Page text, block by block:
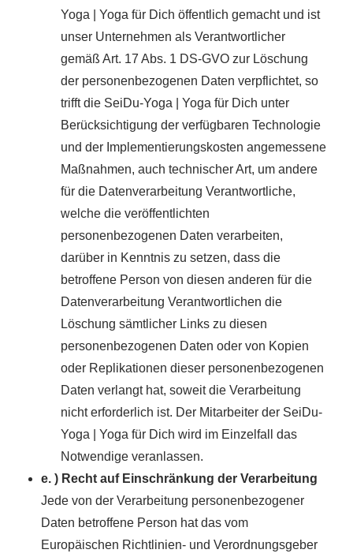
Yoga | Yoga für Dich öffentlich gemacht und ist
unser Unternehmen als Verantwortlicher
gemäß Art. 17 Abs. 1 DS-GVO zur Löschung
der personenbezogenen Daten verpflichtet, so
trifft die SeiDu-Yoga | Yoga für Dich unter
Berücksichtigung der verfügbaren Technologie
und der Implementierungskosten angemessene
Maßnahmen, auch technischer Art, um andere
für die Datenverarbeitung Verantwortliche,
welche die veröffentlichten
personenbezogenen Daten verarbeiten,
darüber in Kenntnis zu setzen, dass die
betroffene Person von diesen anderen für die
Datenverarbeitung Verantwortlichen die
Löschung sämtlicher Links zu diesen
personenbezogenen Daten oder von Kopien
oder Replikationen dieser personenbezogenen
Daten verlangt hat, soweit die Verarbeitung
nicht erforderlich ist. Der Mitarbeiter der SeiDu-
Yoga | Yoga für Dich wird im Einzelfall das
Notwendige veranlassen.
e. ) Recht auf Einschränkung der Verarbeitung
Jede von der Verarbeitung personenbezogener
Daten betroffene Person hat das vom
Europäischen Richtlinien- und Verordnungsgeber